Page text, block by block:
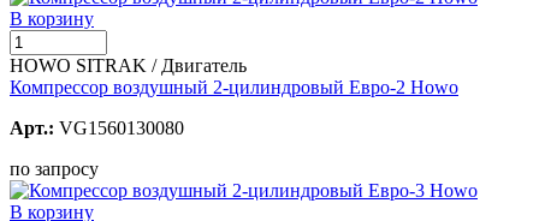
В корзину
HOWO SITRAK / Двигатель
Компрессор воздушный 2-цилиндровый Евро-2 Howo
Арт.: VG1560130080
по запросу
В корзину